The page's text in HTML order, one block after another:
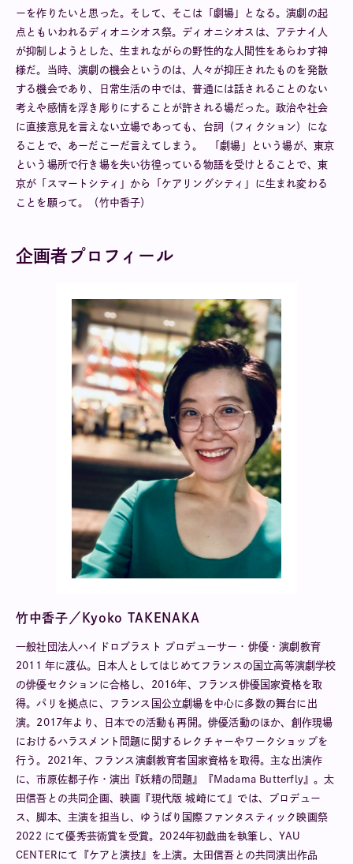
ーを作りたいと思った。そして、そこは「劇場」となる。演劇の起
点ともいわれるディオニシオス祭。ディオニシオスは、アテナイ人
が抑制しようとした、生まれながらの野性的な人間性をあらわす神
様だ。当時、演劇の機会というのは、人々が抑圧されたものを発散
する機会であり、日常生活の中では、普通には話されることのない
考えや感情を浮き彫りにすることが許される場だった。政治や社会
に直接意見を言えない立場であっても、台詞（フィクション）にな
ることで、あーだこーだ言えてしまう。 「劇場」という場が、東京
という場所で行き場を失い彷徨っている物語を受けとることで、東
京が「スマートシティ」から「ケアリングシティ」に生まれ変わる
ことを願って。（竹中香子）
企画者プロフィール
竹中香子／Kyoko TAKENAKA
一般社団法人ハイドロブラスト プロデューサー・俳優・演劇教育
2011 年に渡仏。日本人としてはじめてフランスの国立高等演劇学校
の俳優セクションに合格し、2016年、フランス俳優国家資格を取
得。パリを拠点に、フランス国公立劇場を中心に多数の舞台に出
演。2017年より、日本での活動も再開。俳優活動のほか、創作現場
におけるハラスメント問題に関するレクチャーやワークショップを
行う。2021年、フランス演劇教育者国家資格を取得。主な出演作
に、市原佐都子作・演出『妖精の問題』『Madama Butterfly』。太
田信吾との共同企画、映画『現代版 城崎にて』では、プロデュー
ス、脚本、主演を担当し、ゆうばり国際ファンタスティック映画祭
2022 にて優秀芸術賞を受賞。2024年初戯曲を執筆し、YAU
CENTERにて『ケアと演技』を上演。太田信吾との共同演出作品